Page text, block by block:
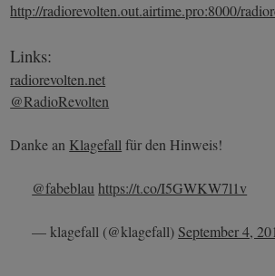
http://radiorevolten.out.airtime.pro:8000/
Links:
radiorevolten.net
@RadioRevolten
Danke an Klagefall für den Hinweis!
@fabeblau https://t.co/I5GWKW7l1v
— klagefall (@klagefall) September 4,